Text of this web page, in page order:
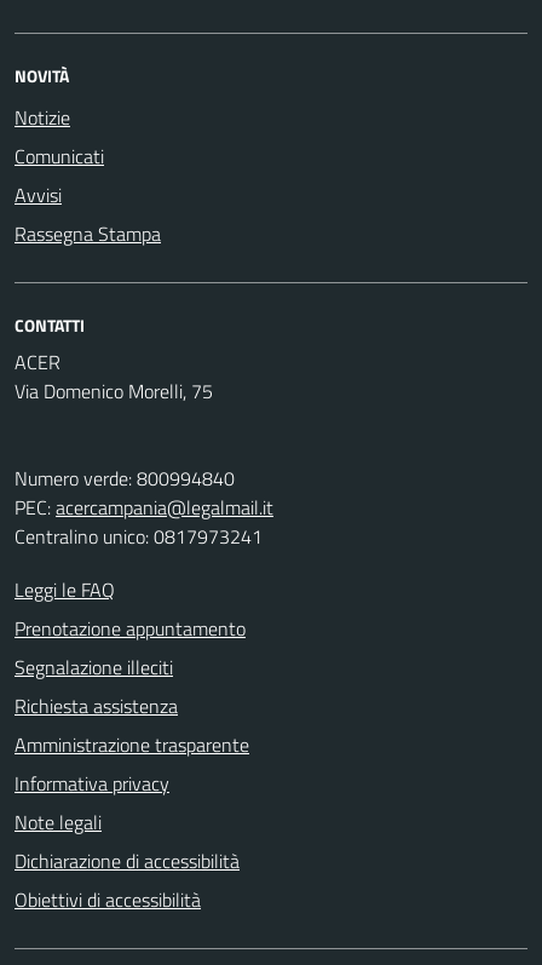
NOVITÀ
Notizie
Comunicati
Avvisi
Rassegna Stampa
CONTATTI
ACER
Via Domenico Morelli, 75
Numero verde: 800994840
PEC:acercampania@legalmail.it
Centralino unico: 0817973241
Leggi le FAQ
Prenotazione appuntamento
Segnalazione illeciti
Richiesta assistenza
Amministrazione trasparente
Informativa privacy
Note legali
Dichiarazione di accessibilità
Obiettivi di accessibilità